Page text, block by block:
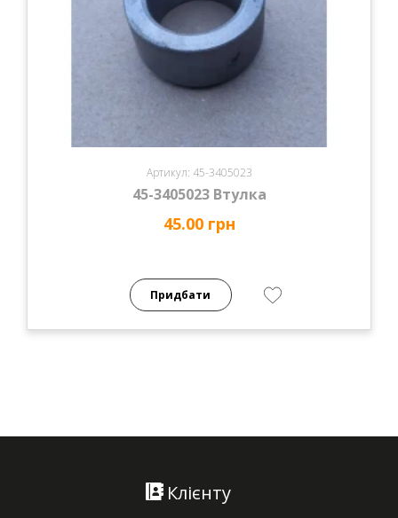
Артикул: 45-3405023
45-3405023 Втулка
45.00 грн
Придбати
Клієнту